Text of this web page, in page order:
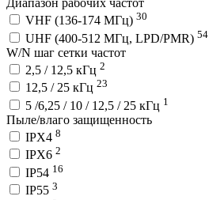
Диапазон рабочих частот
VHF (136-174 МГц) 30
UHF (400-512 МГц, LPD/PMR) 54
W/N шаг сетки частот
2,5 / 12,5 кГц 2
12,5 / 25 кГц 23
5 /6,25 / 10 / 12,5 / 25 кГц 1
Пыле/влаго защищенность
IPX4 8
IPX6 2
IP54 16
IP55 3